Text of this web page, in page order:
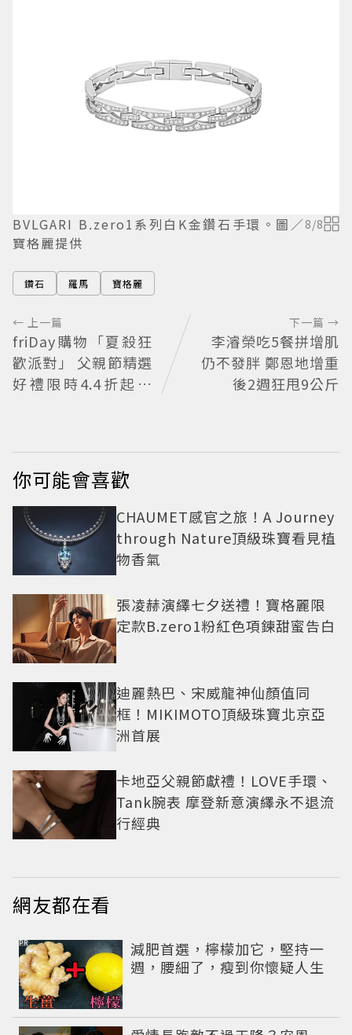
BVLGARI B.zero1系列白K金鑽石手環。圖／
寶格麗提供
8/8
鑽石 羅馬 寶格麗
← 上一篇
friDay購物「夏殺狂
歡派對」 父親節精選
好禮限時4.4折起、
下一篇 →
李濬榮吃5餐拼增肌
仍不發胖 鄭恩地增重
後2週狂甩9公斤
你可能會喜歡
CHAUMET感官之旅！A Journey
through Nature頂級珠寶看見植
物香氣
張凌赫演繹七夕送禮！寶格麗限
定款B.zero1粉紅色項鍊甜蜜告白
迪麗熱巴、宋威龍神仙顏值同
框！MIKIMOTO頂級珠寶北京亞
洲首展
卡地亞父親節獻禮！LOVE手環、
Tank腕表 摩登新意演繹永不退流
行經典
網友都在看
減肥首選，檸檬加它，堅持一
週，腰細了，瘦到你懷疑人生
PR